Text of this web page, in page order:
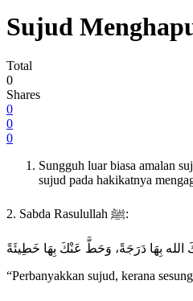
Sujud
Total
0
Shares
0
0
0
Sungguh luar biasa amalan
sujud pada hakikatnya
2. Sabda Rasulullah ﷺ:
الله بِهَا دَرَجَةً، وَحَطَّ عَنْكَ بِهَا خَطِيئَةً
“Perbanyakkan sujud, kerana